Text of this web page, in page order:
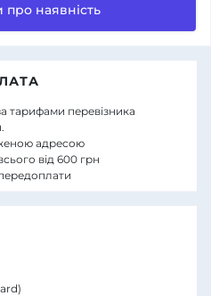
про наявність
тарифами перевізника
адресою
від 600 грн